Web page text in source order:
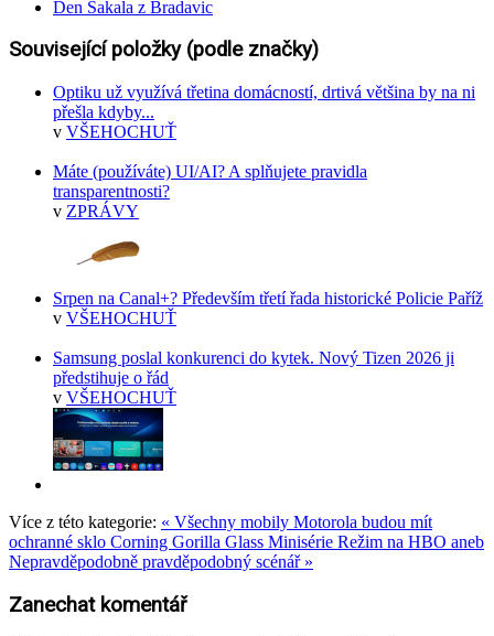
Den Šakala z Bradavic
Související položky (podle značky)
Optiku už využívá třetina domácností, drtivá většina by na ni
přešla kdyby...
v VŠEHOCHUŤ
Máte (používáte) UI/AI? A splňujete pravidla
transparentnosti?
v ZPRÁVY
Srpen na Canal+? Především třetí řada historické Policie Paříž
v VŠEHOCHUŤ
Samsung poslal konkurenci do kytek. Nový Tizen 2026 ji
předstihuje o řád
v VŠEHOCHUŤ
Více z této kategorie: « Všechny mobily Motorola budou mít
ochranné sklo Corning Gorilla Glass Minisérie Režim na HBO aneb
Nepravděpodobně pravděpodobný scénář »
Zanechat komentář